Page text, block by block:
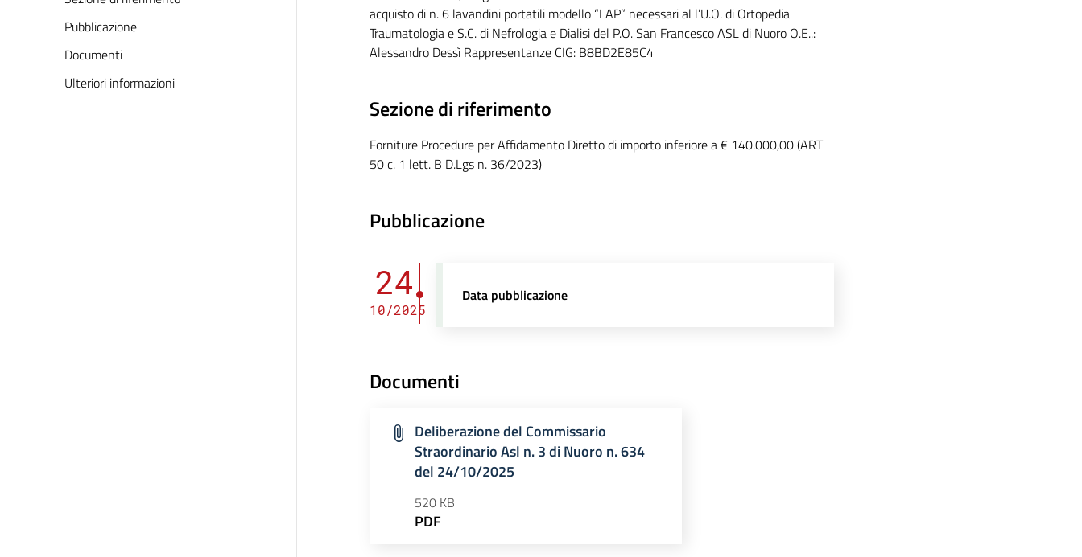
Pubblicazione
Documenti
Ulteriori informazioni
acquisto di n. 6 lavandini portatili modello “LAP” necessari al l’U.O. di Ortopedia
Traumatologia e S.C. di Nefrologia e Dialisi del P.O. San Francesco ASL di Nuoro O.E..:
Alessandro Dessì Rappresentanze CIG: B8BD2E85C4
Sezione di riferimento
Forniture Procedure per Affidamento Diretto di importo inferiore a € 140.000,00 (ART
50 c. 1 lett. B D.Lgs n. 36/2023)
Pubblicazione
24
10/2025
Data pubblicazione
Documenti
Deliberazione del Commissario
Straordinario Asl n. 3 di Nuoro n. 634
del 24/10/2025
520 KB
PDF